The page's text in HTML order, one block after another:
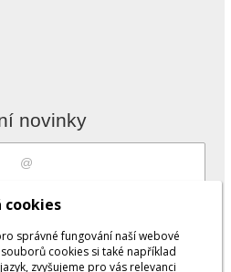
novinky
osobních
údajů
cookies
správné fungování naší webové
cookies si také například
zvyšujeme pro vás relevanci